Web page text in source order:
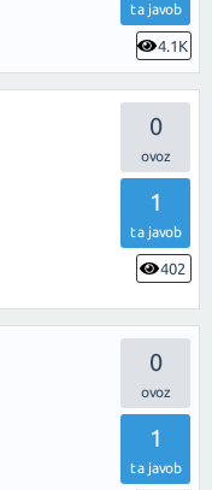
ta javob
4.1K
0
1
ta javob
402
0
1
ta javob